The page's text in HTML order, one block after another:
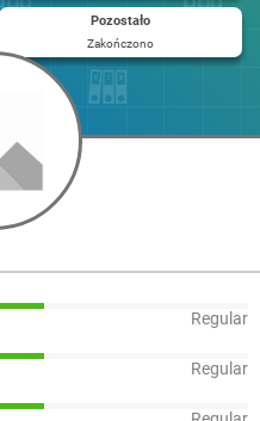
Pozostało
Zakończono
Regular
Regular